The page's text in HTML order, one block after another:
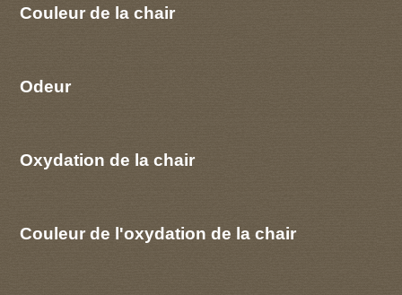
Couleur de la chair
Odeur
Oxydation de la chair
Couleur de l'oxydation de la chair